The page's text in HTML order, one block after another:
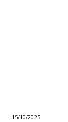
15/10/2025